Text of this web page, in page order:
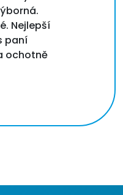
Nejlepší
paní
ochotně